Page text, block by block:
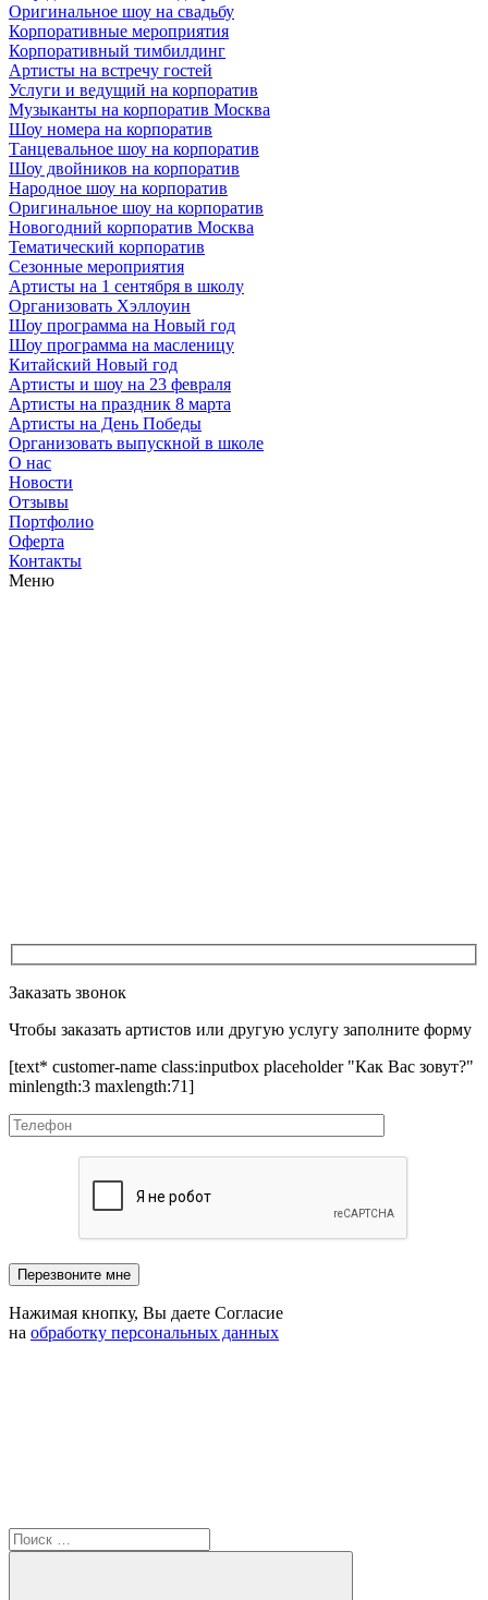
Оригинальное шоу на свадьбу
Корпоративные мероприятия
Корпоративный тимбилдинг
Артисты на встречу гостей
Услуги и ведущий на корпоратив
Музыканты на корпоратив Москва
Шоу номера на корпоратив
Танцевальное шоу на корпоратив
Шоу двойников на корпоратив
Народное шоу на корпоратив
Оригинальное шоу на корпоратив
Новогодний корпоратив Москва
Тематический корпоратив
Сезонные мероприятия
Артисты на 1 сентября в школу
Организовать Хэллоуин
Шоу программа на Новый год
Шоу программа на масленицу
Китайский Новый год
Артисты и шоу на 23 февраля
Артисты на праздник 8 марта
Артисты на День Победы
Организовать выпускной в школе
О нас
Новости
Отзывы
Портфолио
Оферта
Контакты
Меню
Заказать звонок
Чтобы заказать артистов или другую услугу заполните форму
[text* customer-name class:inputbox placeholder "Как Вас зовут?"
minlength:3 maxlength:71]
Нажимая кнопку, Вы даете Согласие
на обработку персональных данных